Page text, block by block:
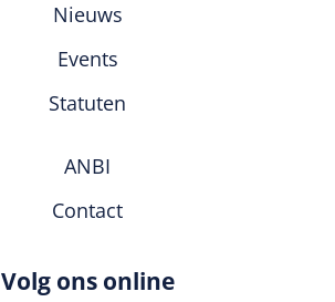
Nieuws
Events
Statuten
ANBI
Contact
Volg ons online